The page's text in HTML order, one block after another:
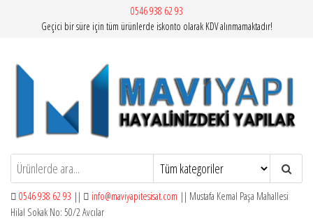
0546 938 62 93
Geçici bir süre için tüm ürünlerde iskonto olarak KDV alınmamaktadır!
Mavi Yapı | Vitra Artema
0546 938 62 93 || info@maviyapitesisat.com || Mustafa Kemal Paşa Mahallesi
Hilal Sokak No: 50/2 Avcılar